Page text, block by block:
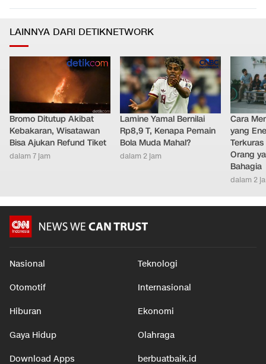
LAINNYA DARI DETIKNETWORK
Bromo Ditutup Akibat
Kebakaran, Wisatawan
Bisa Ajukan Refund Tiket
dalam 7 jam
Lamine Yamal Bernilai
Rp8,9 T, Kenapa Pemain
Bola Muda Mahal?
dalam 2 jam
Cara
yang
Orang
Bahagia
dalam 2
Nasional Teknologi
Otomotif Internasional
Hiburan Ekonomi
Gaya Hidup Olahraga
Download Apps berbuatbaik.id